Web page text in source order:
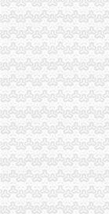
华立产业集团有限
上海现代制股份有
非洲崖豆木厂家_非
钱清镇-搜百科
【鹿城区临江代理
南方媒：北京市君
华立业：2008年半年
分类信息(图)(2014-
重庆天地代办进出口
【重庆北京天地顺
广州机场UPS报关代
青岛饮料代理公司-
海haiyao品牌代理招